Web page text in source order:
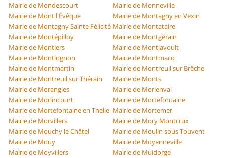
Mairie de Mondescourt
Mairie de Monneville
Mairie de Mont l'Évêque
Mairie de Montagny en Vexin
Mairie de Montagny Sainte Félicité Mairie de Montataire
Mairie de Montépilloy
Mairie de Montgérain
Mairie de Montiers
Mairie de Montjavoult
Mairie de Montlognon
Mairie de Montmacq
Mairie de Montmartin
Mairie de Montreuil sur Brêche
Mairie de Montreuil sur Thérain
Mairie de Monts
Mairie de Morangles
Mairie de Morienval
Mairie de Morlincourt
Mairie de Mortefontaine
Mairie de Mortefontaine en Thelle Mairie de Mortemer
Mairie de Morvillers
Mairie de Mory Montcrux
Mairie de Mouchy le Châtel
Mairie de Moulin sous Touvent
Mairie de Mouy
Mairie de Moyenneville
Mairie de Moyvillers
Mairie de Muidorge